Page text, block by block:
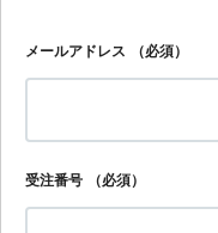
メールアドレス （必須）
受注番号 （必須）